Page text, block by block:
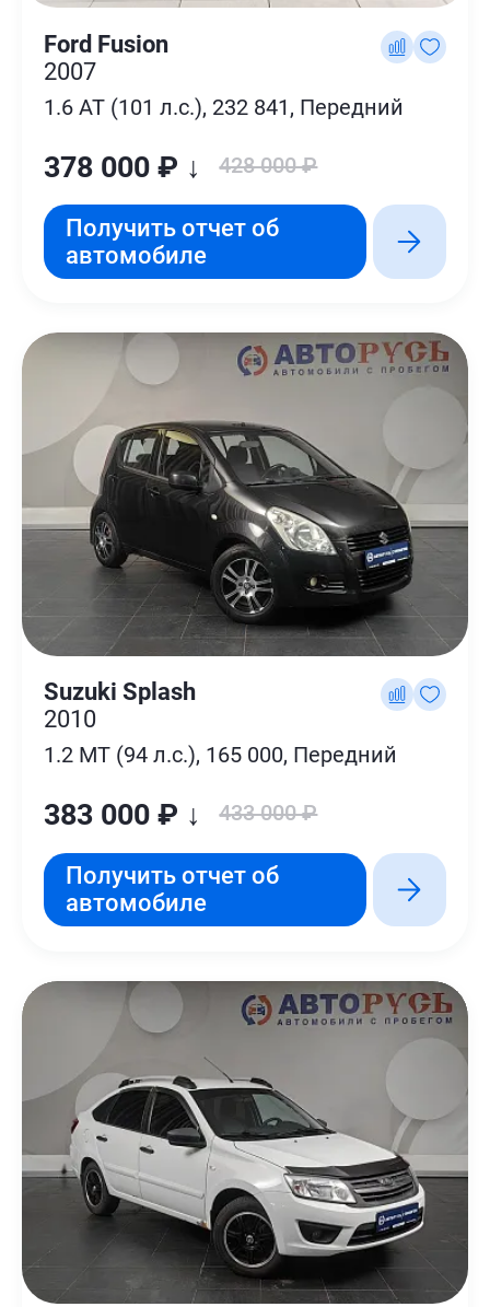
Ford Fusion
2007
1.6 AT (101 л.с.), 232 841, Передний
378 000 ₽ ↓ 428 000 ₽
Получить отчет об
автомобиле
Suzuki Splash
2010
1.2 MT (94 л.с.), 165 000, Передний
383 000 ₽ ↓ 433 000 ₽
Получить отчет об
автомобиле